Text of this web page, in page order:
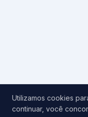
Utilizamos cookies
continuar, você